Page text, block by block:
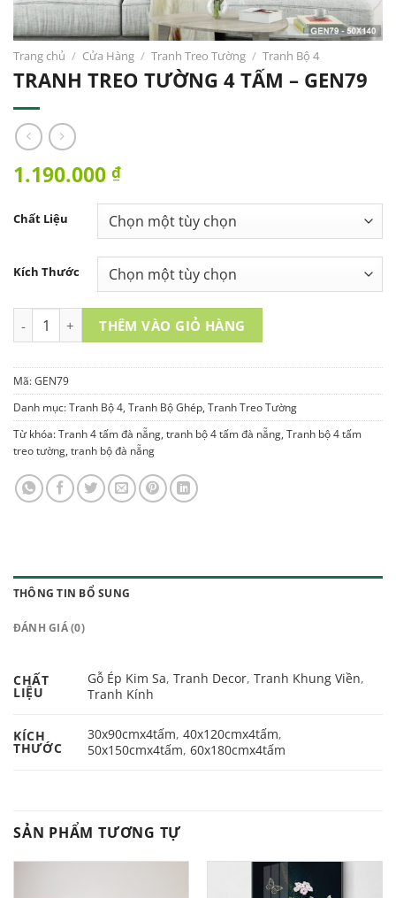
Trang chủ / Cửa Hàng / Tranh Treo Tường / Tranh Bộ 4
TRANH TREO TƯỜNG 4 TẤM – GEN79
1.190.000 ₫
Chất Liệu
Kích Thước
TRANH TREO TƯỜNG 4 TẤM - GEN79 số lượng
THÊM VÀO GIỎ HÀNG
Mã:GEN79
Danh mục:Tranh Bộ 4, Tranh Bộ Ghép, Tranh Treo Tường
Từ khóa:Tranh 4 tấm đà nẵng, tranh bộ 4 tấm đà nẵng, Tranh bộ 4 tấm
treo tường, tranh bộ đà nẵng
THÔNG TIN BỔ SUNG
ĐÁNH GIÁ (0)
CHẤT
LIỆU
Gỗ Ép Kim Sa, Tranh Decor, Tranh Khung Viền,
Tranh Kính
KÍCH
THƯỚC
30x90cmx4tấm, 40x120cmx4tấm,
50x150cmx4tấm, 60x180cmx4tấm
SẢN PHẨM TƯƠNG TỰ